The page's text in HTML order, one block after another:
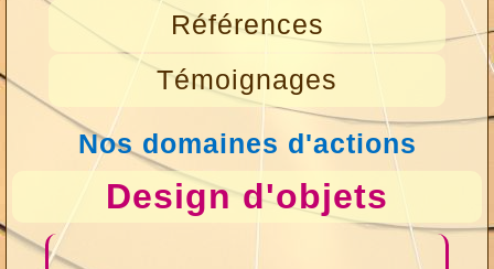
Références
Témoignages
Nos domaines d'actions
Design d'objets